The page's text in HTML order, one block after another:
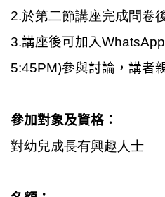
2.於第二節講座完成問卷
3.講座後可加入WhatsApp
5:45PM)參與討論，講者
參加對象及資格：
對幼兒成長有興趣人士